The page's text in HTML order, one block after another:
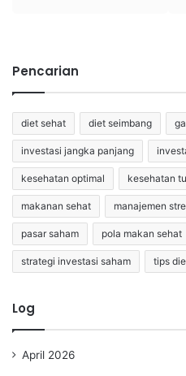
Pencarian
diet sehat diet seimbang
investasi jangka panjang
kesehatan optimal kesehatan
makanan sehat manajemen
pasar saham pola makan sehat
strategi investasi saham tips
Log
April 2026